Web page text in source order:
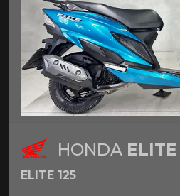
HONDA ELITE
ELITE 125